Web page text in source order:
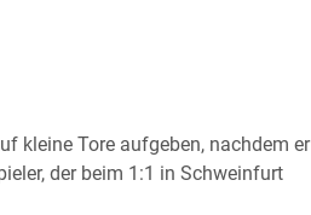
kleine Tore aufgeben, nachdem er
der beim 1:1 in Schweinfurt